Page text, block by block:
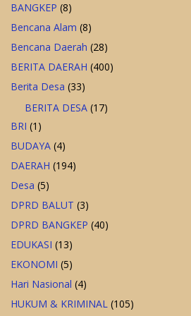
BANGKEP (8)
Bencana Alam (8)
Bencana Daerah (28)
BERITA DAERAH (400)
Berita Desa (33)
BERITA DESA (17)
BRI (1)
BUDAYA (4)
DAERAH (194)
Desa (5)
DPRD BALUT (3)
DPRD BANGKEP (40)
EDUKASI (13)
EKONOMI (5)
Hari Nasional (4)
HUKUM & KRIMINAL (105)